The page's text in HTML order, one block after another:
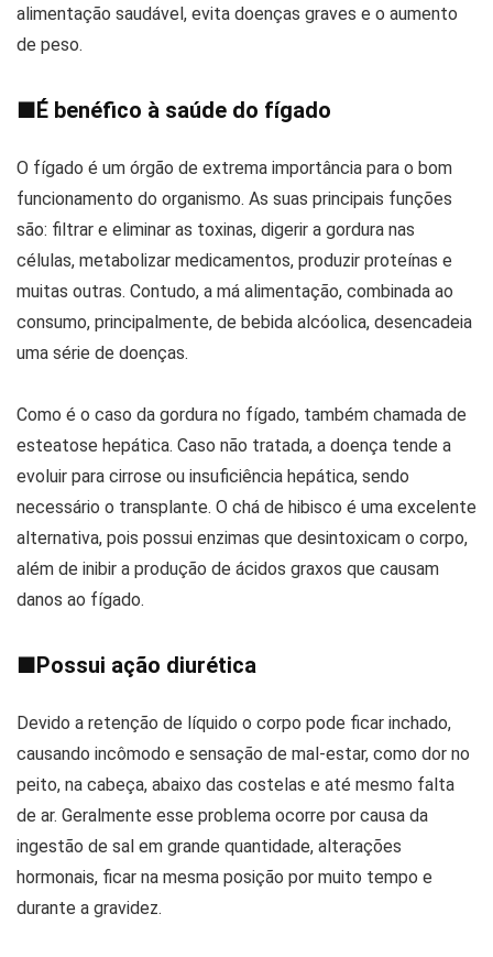
alimentação saudável, evita doenças graves e o aumento
de peso.
■É benéfico à saúde do fígado
O fígado é um órgão de extrema importância para o bom
funcionamento do organismo. As suas principais funções
são: filtrar e eliminar as toxinas, digerir a gordura nas
células, metabolizar medicamentos, produzir proteínas e
muitas outras. Contudo, a má alimentação, combinada ao
consumo, principalmente, de bebida alcóolica, desencadeia
uma série de doenças.
Como é o caso da gordura no fígado, também chamada de
esteatose hepática. Caso não tratada, a doença tende a
evoluir para cirrose ou insuficiência hepática, sendo
necessário o transplante. O chá de hibisco é uma excelente
alternativa, pois possui enzimas que desintoxicam o corpo,
além de inibir a produção de ácidos graxos que causam
danos ao fígado.
■Possui ação diurética
Devido a retenção de líquido o corpo pode ficar inchado,
causando incômodo e sensação de mal-estar, como dor no
peito, na cabeça, abaixo das costelas e até mesmo falta
de ar. Geralmente esse problema ocorre por causa da
ingestão de sal em grande quantidade, alterações
hormonais, ficar na mesma posição por muito tempo e
durante a gravidez.